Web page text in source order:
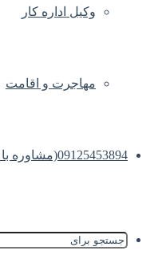
وکیل اداره کار
مهاجرت و اقامت
09125453894(مشاوره با وکیل)